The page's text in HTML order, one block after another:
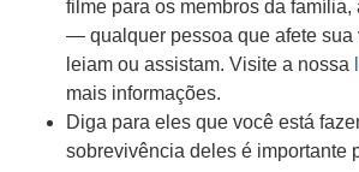
filme para os membros da
— qualquer pessoa que afete sua
leiam ou assistam. Visite a nossa
mais informações.
Diga para eles que você está
sobrevivência deles é importante